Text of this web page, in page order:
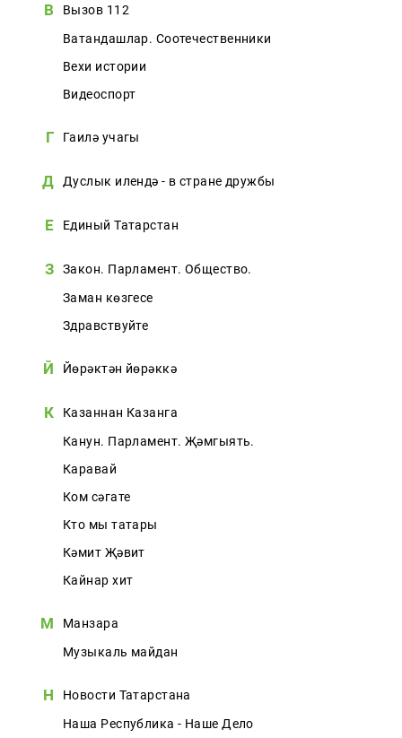
В Вызов 112
Ватандашлар. Соотечественники
Вехи истории
Видеоспорт
Г Гаилә учагы
Д Дуслык илендә - в стране дружбы
Е Единый Татарстан
З Закон. Парламент. Общество.
Заман көзгесе
Здравствуйте
Й Йөрәктән йөрәккә
К Казаннан Казанга
Канун. Парламент. Җәмгыять.
Каравай
Ком сәгате
Кто мы татары
Кәмит Җәвит
Кайнар хит
М Манзара
Музыкаль майдан
Н Новости Татарстана
Наша Республика - Наше Дело